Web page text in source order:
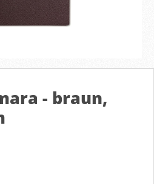
- braun,